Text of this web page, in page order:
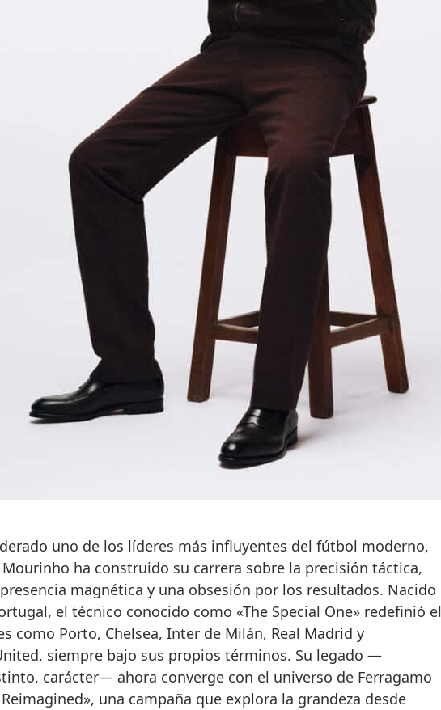
Mourinho ha construido su carrera sobre la precisión táctica,
magnética y una obsesión por los resultados. Nacido
el técnico conocido como «The Special One» redefinió el
como Porto, Chelsea, Inter de Milán, Real Madrid y
siempre bajo sus propios términos. Su legado —
carácter— ahora converge con el universo de Ferragamo
una campaña que explora la grandeza desde